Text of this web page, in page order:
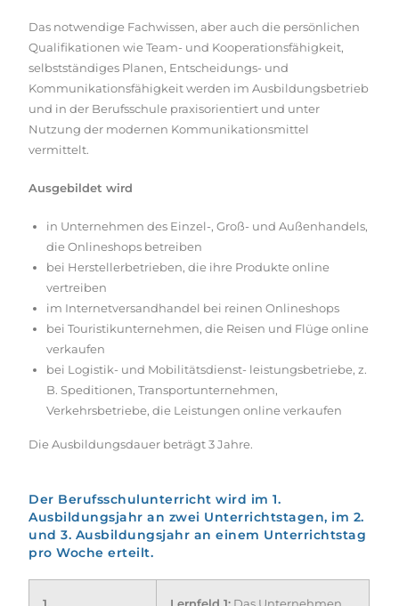
Das notwendige Fachwissen, aber auch die persönlichen
Qualifikationen wie Team- und Kooperationsfähigkeit,
selbstständiges Planen, Entscheidungs- und
Kommunikationsfähigkeit werden im Ausbildungsbetrieb
und in der Berufsschule praxisorientiert und unter
Nutzung der modernen Kommunikationsmittel
vermittelt.
Ausgebildet wird
in Unternehmen des Einzel-, Groß- und Außenhandels,
die Onlineshops betreiben
bei Herstellerbetrieben, die ihre Produkte online
vertreiben
im Internetversandhandel bei reinen Onlineshops
bei Touristikunternehmen, die Reisen und Flüge online
verkaufen
bei Logistik- und Mobilitätsdienst- leistungsbetriebe, z.
B. Speditionen, Transportunternehmen,
Verkehrsbetriebe, die Leistungen online verkaufen
Die Ausbildungsdauer beträgt 3 Jahre.
Der Berufsschulunterricht wird im 1.
Ausbildungsjahr an zwei Unterrichtstagen, im 2.
und 3. Ausbildungsjahr an einem Unterrichtstag
pro Woche erteilt.